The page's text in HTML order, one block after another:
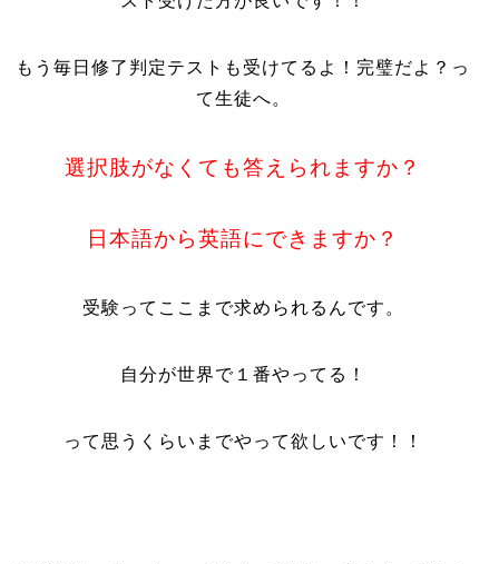
もう毎日修了判定テストも受けてるよ！完璧だよ？っ
て生徒へ。
選択肢がなくても答えられますか？
日本語から英語にできますか？
受験ってここまで求められるんです。
自分が世界で１番やってる！
って思うくらいまでやって欲しいです！！